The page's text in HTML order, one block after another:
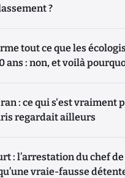
?
tout ce que les
ans : non, et voilà
: ce qui s'est vraiment
regardait ailleurs
: l’arrestation du chef de
vraie-fausse